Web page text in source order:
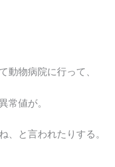
動物病院に行って、
常値が。
、と言われたりする。